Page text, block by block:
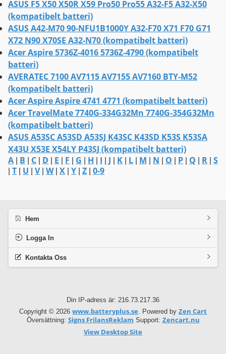
ASUS F5 X50 X50R X59 Pro50 Pro55 A32-F5 A32-X50
(kompatibelt batteri)
ASUS A42-M70 90-NFU1B1000Y A32-F70 X71 F70 G71
X72 N90 X70SE A32-N70 (kompatibelt batteri)
Acer Aspire 5736Z-4016 5736Z-4790 (kompatibelt
batteri)
AVERATEC 7100 AV7115 AV7155 AV7160 BTY-M52
(kompatibelt batteri)
Acer Aspire Aspire 4741 4771 (kompatibelt batteri)
Acer TravelMate 7740G-334G32Mn 7740G-354G32Mn
(kompatibelt batteri)
ASUS A53SC A53SD A53SJ K43SC K43SD K53S K53SA
X43U X53E X54LY P43SJ (kompatibelt batteri)
A B C D E F G H I J K L M N O P Q R S
T U V| W| X Y Z 0-9
Hem
Logga In
Kontakta Oss
Din IP-adress är: 216.73.217.36
Copyright © 2026 www.batteryplus.se. Powered by Zen Cart
Översättning: Signs FrilansReklam Support: Zencart.nu
View Desktop Site